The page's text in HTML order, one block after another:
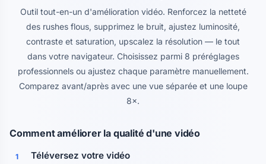
Outil tout-en-un d'amélioration vidéo. Renforcez la netteté
des rushes flous, supprimez le bruit, ajustez luminosité,
contraste et saturation, upscalez la résolution — le tout
dans votre navigateur. Choisissez parmi 8 préréglages
professionnels ou ajustez chaque paramètre manuellement.
Comparez avant/après avec une vue séparée et une loupe
8×.
Comment améliorer la qualité d'une vidéo
1 Téléversez votre vidéo